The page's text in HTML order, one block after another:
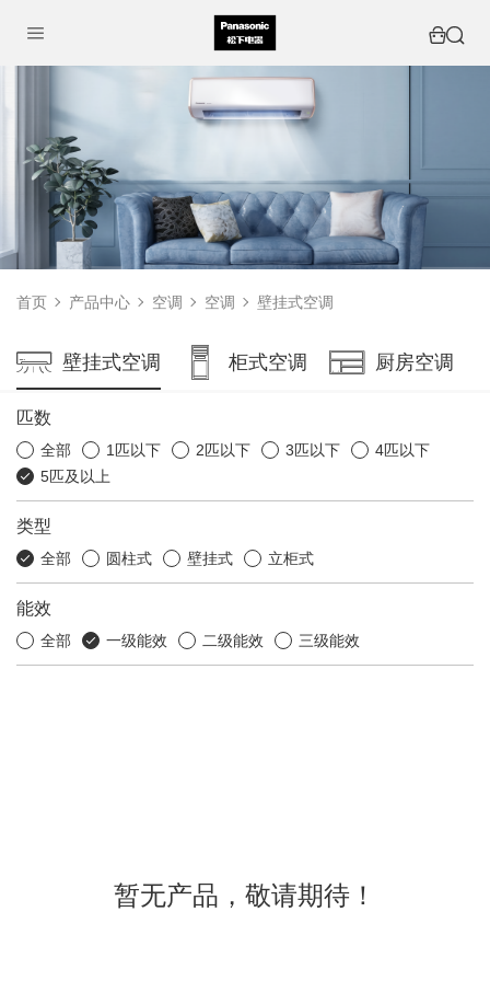
首页 产品中心 空调 空调 壁挂式空调
壁挂式空调 柜式空调 厨房空调
匹数
全部 1匹以下 2匹以下 3匹以下
4匹以下
5匹及以上
类型
全部 圆柱式 壁挂式 立柜式
能效
全部 一级能效 二级能效 三级能效
暂无产品，敬请期待！